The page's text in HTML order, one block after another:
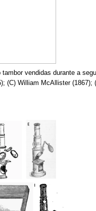
vendidas durante a
(C) William McAllister